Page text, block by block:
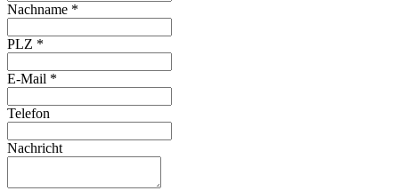
Nachname *
PLZ *
E-Mail *
Telefon
Nachricht